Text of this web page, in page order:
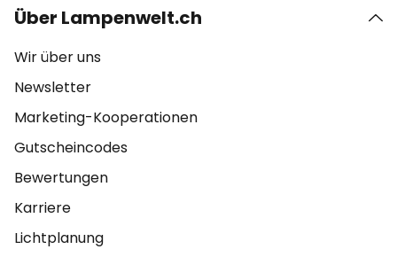
Über Lampenwelt.ch
Wir über uns
Newsletter
Marketing-Kooperationen
Gutscheincodes
Bewertungen
Karriere
Lichtplanung